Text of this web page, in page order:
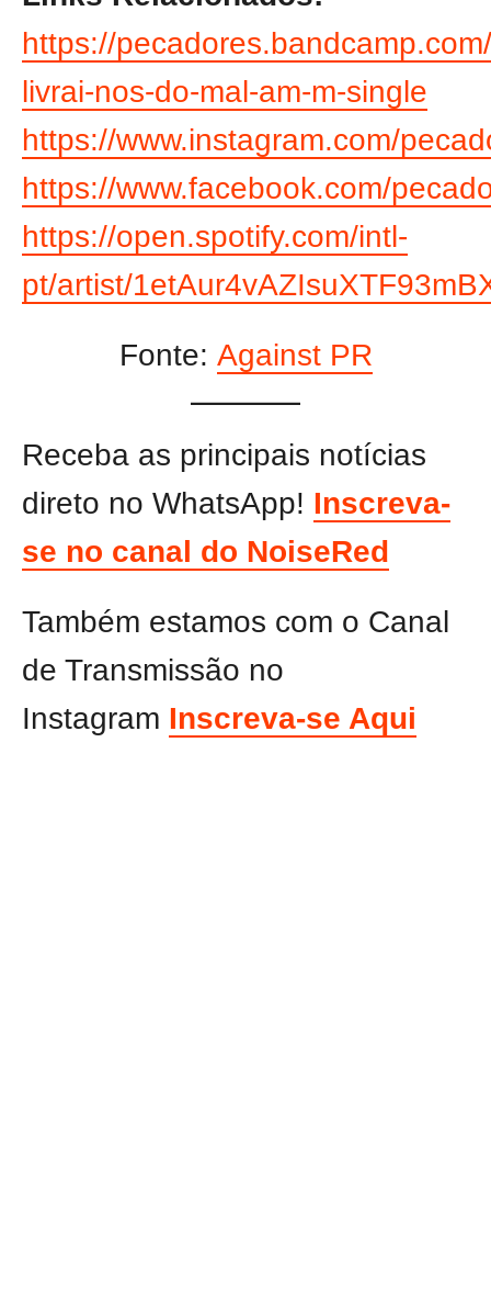
https://
livrai-nos-do-mal-am-m-single
https://www.instagram.com/
https://www.facebook.com/
https://open.spotify.com/intl-
pt/artist/
Fonte: Against PR
Receba as principais notícias
direto no WhatsApp! Inscreva-
se no canal do NoiseRed
Também estamos com o Canal
de Transmissão no
Instagram Inscreva-se Aqui